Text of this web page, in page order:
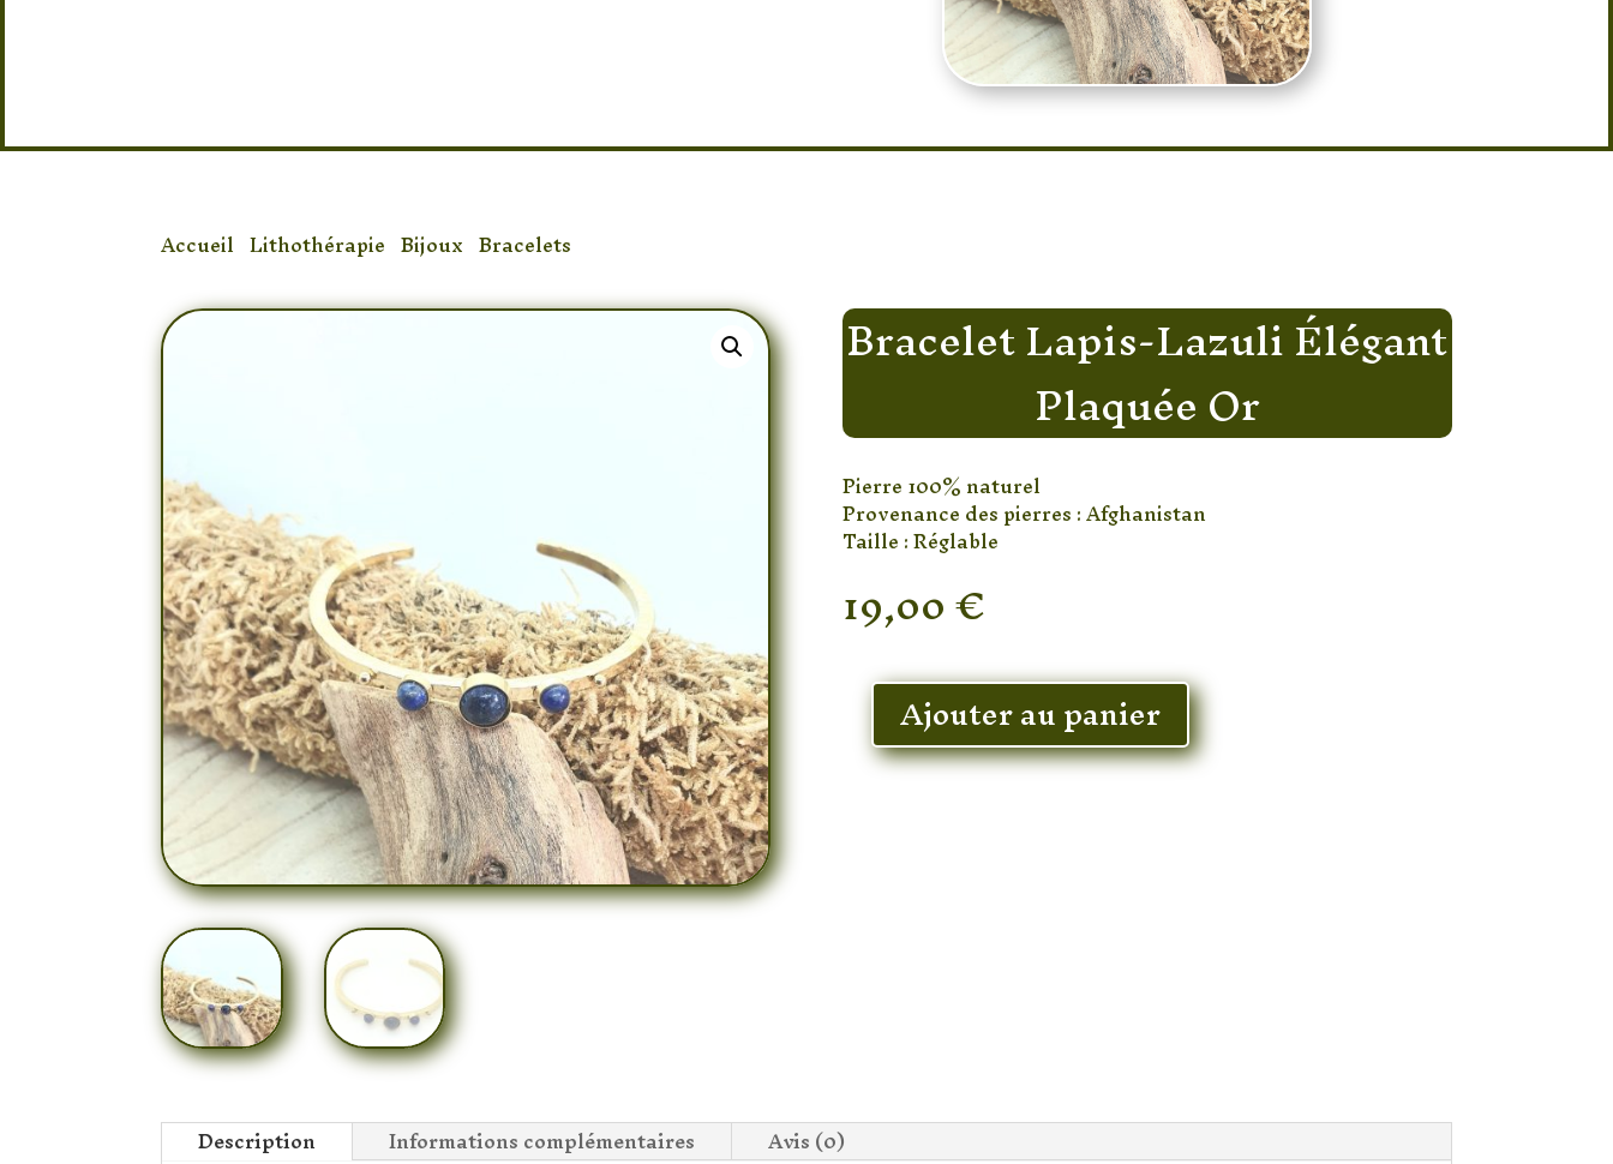
Accueil /Lithothérapie /Bijoux /Bracelets
Bracelet Lapis-Lazuli Élégant
Plaquée Or
Pierre 100% naturel
Provenance des pierres : Afghanistan
Taille : Réglable
19,00€
En stock
quantité
Bracelet
Ajouter au panier
Description Informations complémentaires
Avis (0)